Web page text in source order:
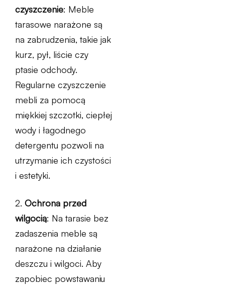
czyszczenie: Meble
tarasowe narażone są
na zabrudzenia, takie jak
kurz, pył, liście czy
ptasie odchody.
Regularne czyszczenie
mebli za pomocą
miękkiej szczotki, ciepłej
wody i łagodnego
detergentu pozwoli na
utrzymanie ich czystości
i estetyki.
2. Ochrona przed
wilgocią: Na tarasie bez
zadaszenia meble są
narażone na działanie
deszczu i wilgoci. Aby
zapobiec powstawaniu